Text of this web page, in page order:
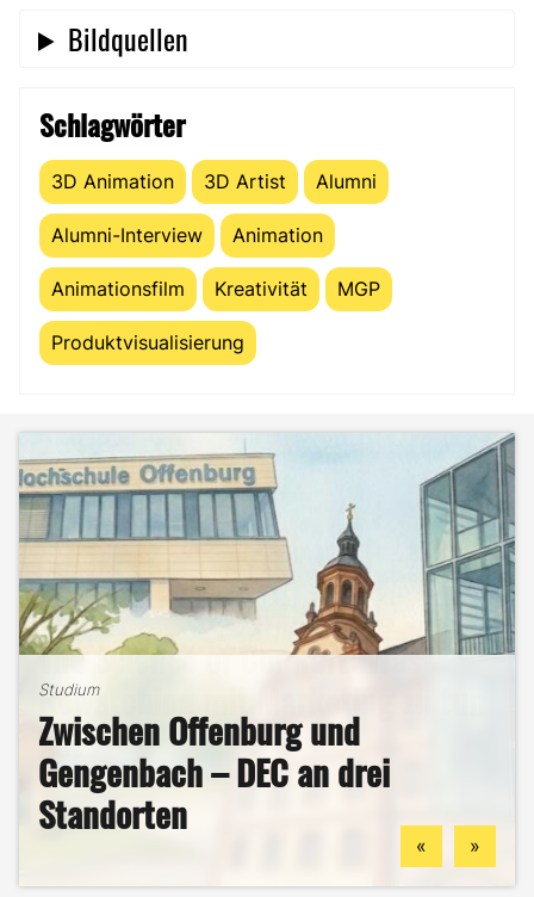
Bildquellen
Schlagwörter
3D Animation 3D Artist Alumni
Alumni-Interview Animation
Animationsfilm Kreativität MGP
Produktvisualisierung
Studium
The Science of Comfort: Was
Rewatching mit Marketing zu tun
hat
Studium
Zwischen Offenburg und
Gengenbach – DEC an drei
Standorten
Studium
B2B-Marketing für das Handwerk
– und warum du hier deine
berufliche Zukunft finden
könntest
Studium
Mein ehrlicher DEC-Survival-
Guide durch das Wintersemester
Studentenleben
Ästhetik, Sport und
Zukunftspläne: Aylin im Portrait
« »